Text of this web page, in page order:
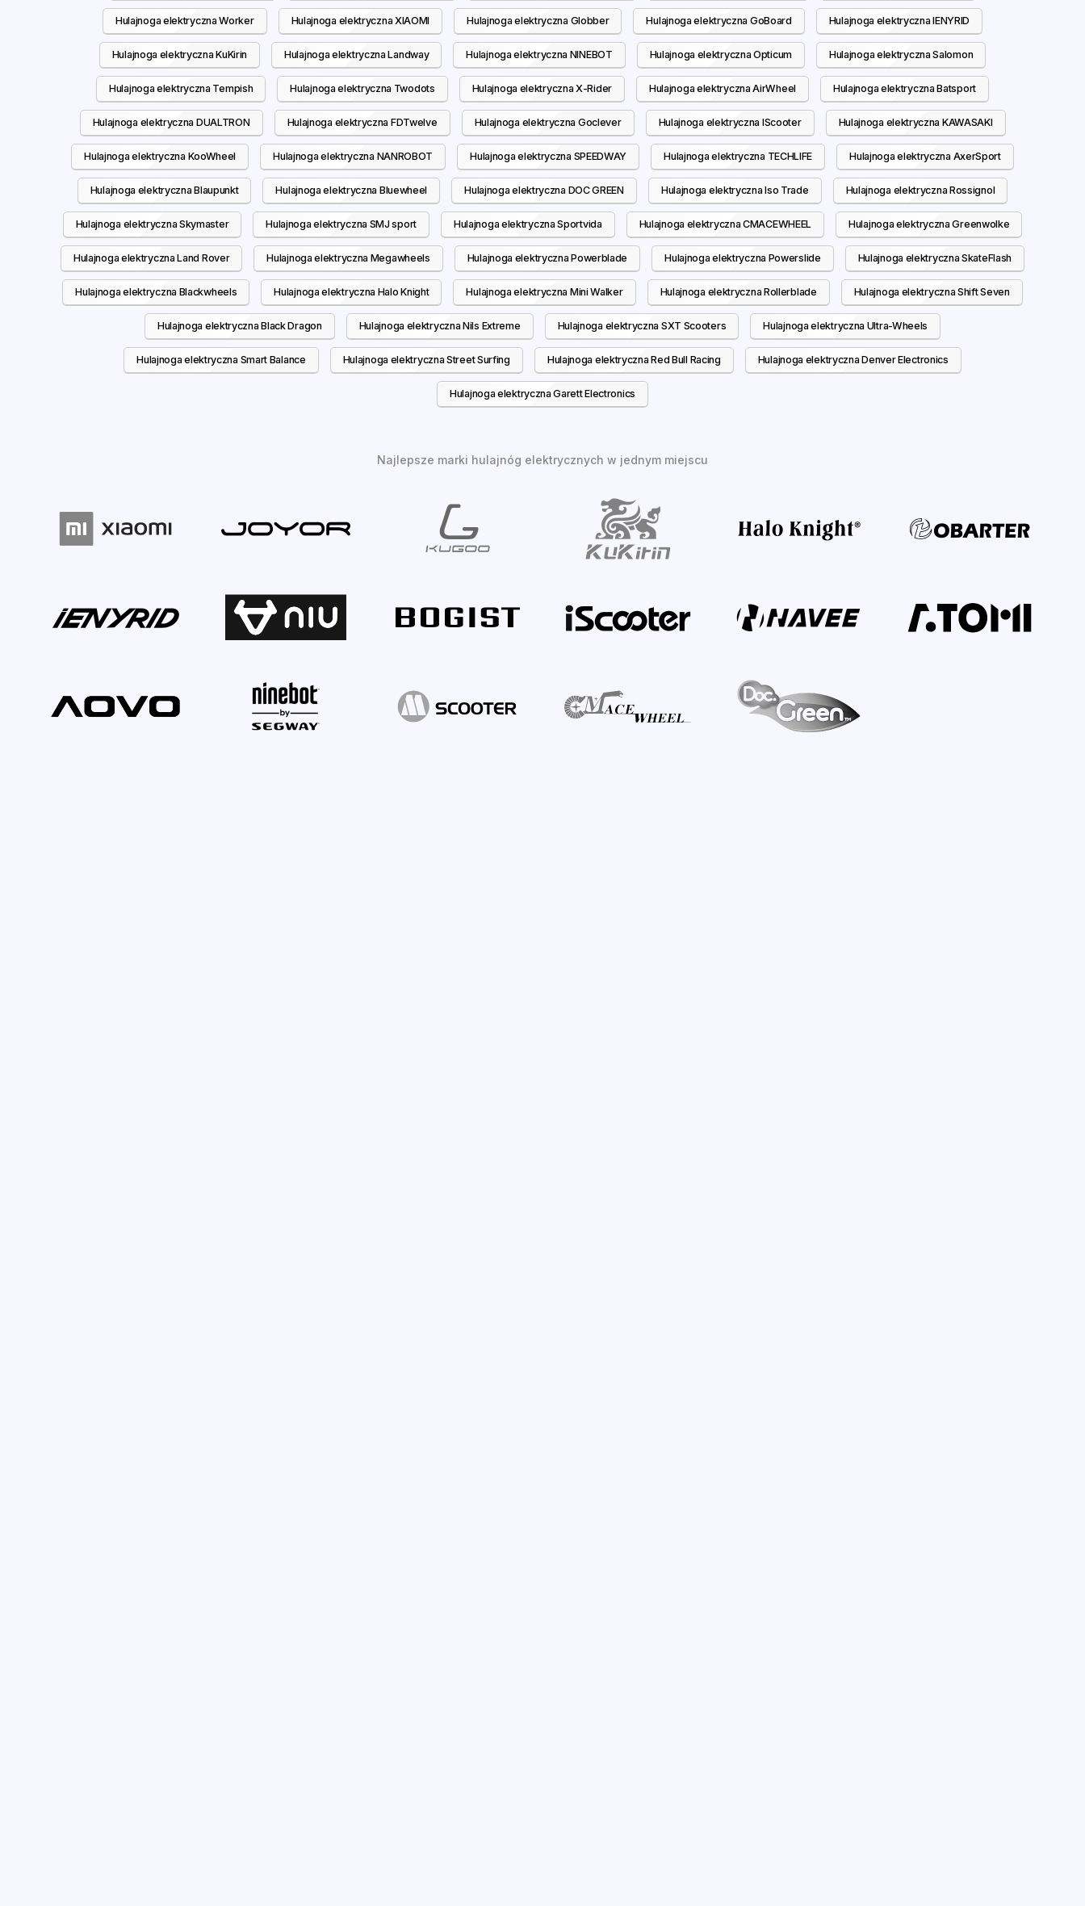
Hulajnoga elektryczna Worker Hulajnoga elektryczna XIAOMI Hulajnoga elektryczna Globber Hulajnoga elektryczna GoBoard Hulajnoga elektryczna IENYRID
Hulajnoga elektryczna KuKirin Hulajnoga elektryczna Landway Hulajnoga elektryczna NINEBOT Hulajnoga elektryczna Opticum Hulajnoga elektryczna Salomon
Hulajnoga elektryczna Tempish Hulajnoga elektryczna Twodots Hulajnoga elektryczna X-Rider Hulajnoga elektryczna AirWheel Hulajnoga elektryczna Batsport
Hulajnoga elektryczna DUALTRON Hulajnoga elektryczna FDTwelve Hulajnoga elektryczna Goclever Hulajnoga elektryczna IScooter Hulajnoga elektryczna KAWASAKI
Hulajnoga elektryczna KooWheel Hulajnoga elektryczna NANROBOT Hulajnoga elektryczna SPEEDWAY Hulajnoga elektryczna TECHLIFE Hulajnoga elektryczna AxerSport
Hulajnoga elektryczna Blaupunkt Hulajnoga elektryczna Bluewheel Hulajnoga elektryczna DOC GREEN Hulajnoga elektryczna Iso Trade Hulajnoga elektryczna Rossignol
Hulajnoga elektryczna Skymaster Hulajnoga elektryczna SMJ sport Hulajnoga elektryczna Sportvida Hulajnoga elektryczna CMACEWHEEL Hulajnoga elektryczna Greenwolke
Hulajnoga elektryczna Land Rover Hulajnoga elektryczna Megawheels Hulajnoga elektryczna Powerblade Hulajnoga elektryczna Powerslide Hulajnoga elektryczna SkateFlash
Hulajnoga elektryczna Blackwheels Hulajnoga elektryczna Halo Knight Hulajnoga elektryczna Mini Walker Hulajnoga elektryczna Rollerblade Hulajnoga elektryczna Shift Seven
Hulajnoga elektryczna Black Dragon Hulajnoga elektryczna Nils Extreme Hulajnoga elektryczna SXT Scooters Hulajnoga elektryczna Ultra-Wheels
Hulajnoga elektryczna Smart Balance Hulajnoga elektryczna Street Surfing Hulajnoga elektryczna Red Bull Racing Hulajnoga elektryczna Denver Electronics
Hulajnoga elektryczna Garett Electronics
Najlepsze marki hulajnóg elektrycznych w jednym miejscu